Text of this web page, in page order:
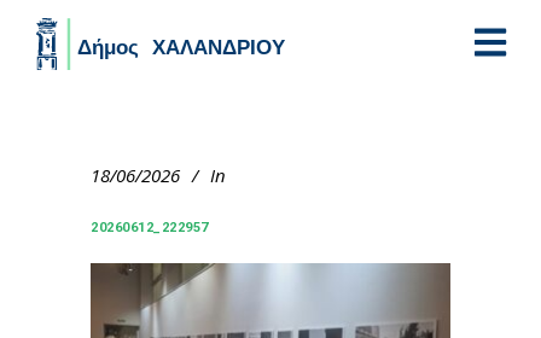
18/06/2026 In
20260612_222957